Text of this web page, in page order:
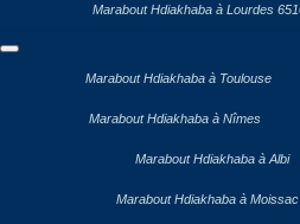
Marabout Hdiakhaba à Lourdes
Marabout Hdiakhaba à Toulouse
Marabout Hdiakhaba à Nîmes
Marabout Hdiakhaba à Albi
Marabout Hdiakhaba à